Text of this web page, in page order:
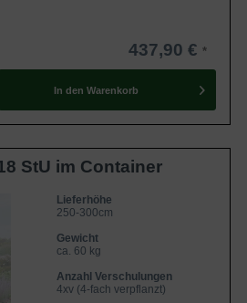
437,90 €
In den Warenkorb
StU im Container
Lieferhöhe
250-300cm
Gewicht
ca. 60 kg
Anzahl Verschulungen
4xv (4-fach verpflanzt)